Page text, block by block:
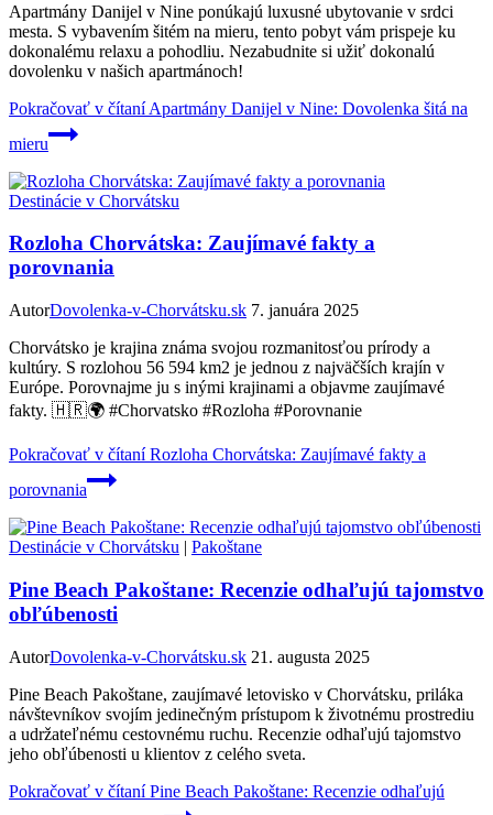
Apartmány Danijel v Nine ponúkajú luxusné ubytovanie v srdci
mesta. S vybavením šitém na mieru, tento pobyt vám prispeje ku
dokonalému relaxu a pohodliu. Nezabudnite si užiť dokonalú
dovolenku v našich apartmánoch!
Pokračovať v čítaníApartmány Danijel v Nine: Dovolenka šitá na
mieru
Destinácie v Chorvátsku
Rozloha Chorvátska: Zaujímavé fakty a
porovnania
AutorDovolenka-v-Chorvátsku.sk 7. januára 2025
Chorvátsko je krajina známa svojou rozmanitosťou prírody a
kultúry. S rozlohou 56 594 km2 je jednou z najväčších krajín v
Európe. Porovnajme ju s inými krajinami a objavme zaujímavé
fakty. 🇭🇷🌍 #Chorvatsko #Rozloha #Porovnanie
Pokračovať v čítaníRozloha Chorvátska: Zaujímavé fakty a
porovnania
Destinácie v Chorvátsku | Pakoštane
Pine Beach Pakoštane: Recenzie odhaľujú tajomstvo
obľúbenosti
AutorDovolenka-v-Chorvátsku.sk 21. augusta 2025
Pine Beach Pakoštane, zaujímavé letovisko v Chorvátsku, priláka
návštevníkov svojím jedinečným prístupom k životnému prostrediu
a udržateľnému cestovnému ruchu. Recenzie odhaľujú tajomstvo
jeho obľúbenosti u klientov z celého sveta.
Pokračovať v čítaníPine Beach Pakoštane: Recenzie odhaľujú